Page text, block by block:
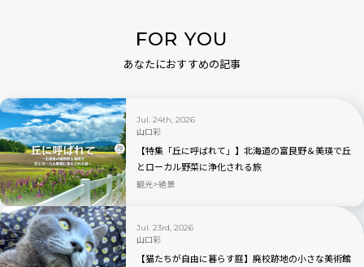
FOR YOU
あなたにおすすめの記事
Jul. 24th, 2026
山口彩
【特集「丘に呼ばれて」】北海道の富良野＆美瑛で丘
とローカル野菜に浄化される旅
観光 絶景
Jul. 23rd, 2026
山口彩
【猫たちが自由に暮らす庭】廃校跡地の小さな美術館